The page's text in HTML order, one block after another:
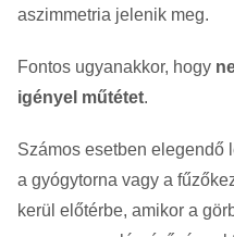
aszimmetria jelenik meg.
Fontos ugyanakkor, hogy
igényel műtétet.
Számos esetben elegendő
a gyógytorna vagy a
kerül előtérbe, amikor a